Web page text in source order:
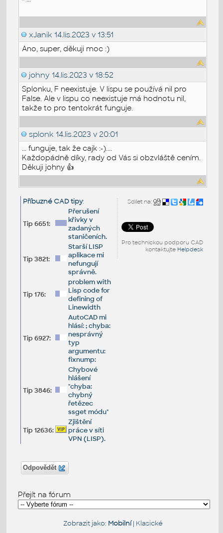
xJanik 14.lis.2023 v 13:51
Ano, super, děkuji moc :)
johny 14.lis.2023 v 18:52
Splonku, F neexistuje. V lispu se používá nil pro
False. Ale v lispu co neexistuje má hodnotu nil,
takže to pro tentokrát funguje.
splonk 14.lis.2023 v 20:01
... funguje, tak že cajk :-)....
Každopádně díky, rady od Vás si obzvláště cením.
Děkuji johny 👍
Sdílet na:
Pro technickou podporu CAD
kontaktujte Helpdesk
Příbuzné CAD tipy:
Tip 6651:
Přerušení
křivky v
zadaných
staničeních.
Tip 3821:
Starší LISP
aplikace mi
nefungují
správně.
Tip 176:
problem with
Lisp code for
defining of
Linewidth
Tip 6927:
AutoCAD mi
hlásí: ; chyba:
nesprávný
typ
argumentu:
fixnump:
Tip 3846:
Chybové
hlášení
"chyba:
chybný
řetězec
ssget módu"
Tip 12636:
Zjištění
práce v síti
VPN (LISP).
Odpovědět
Přejít na fórum
Zobrazit jako: Mobilní| Klasické